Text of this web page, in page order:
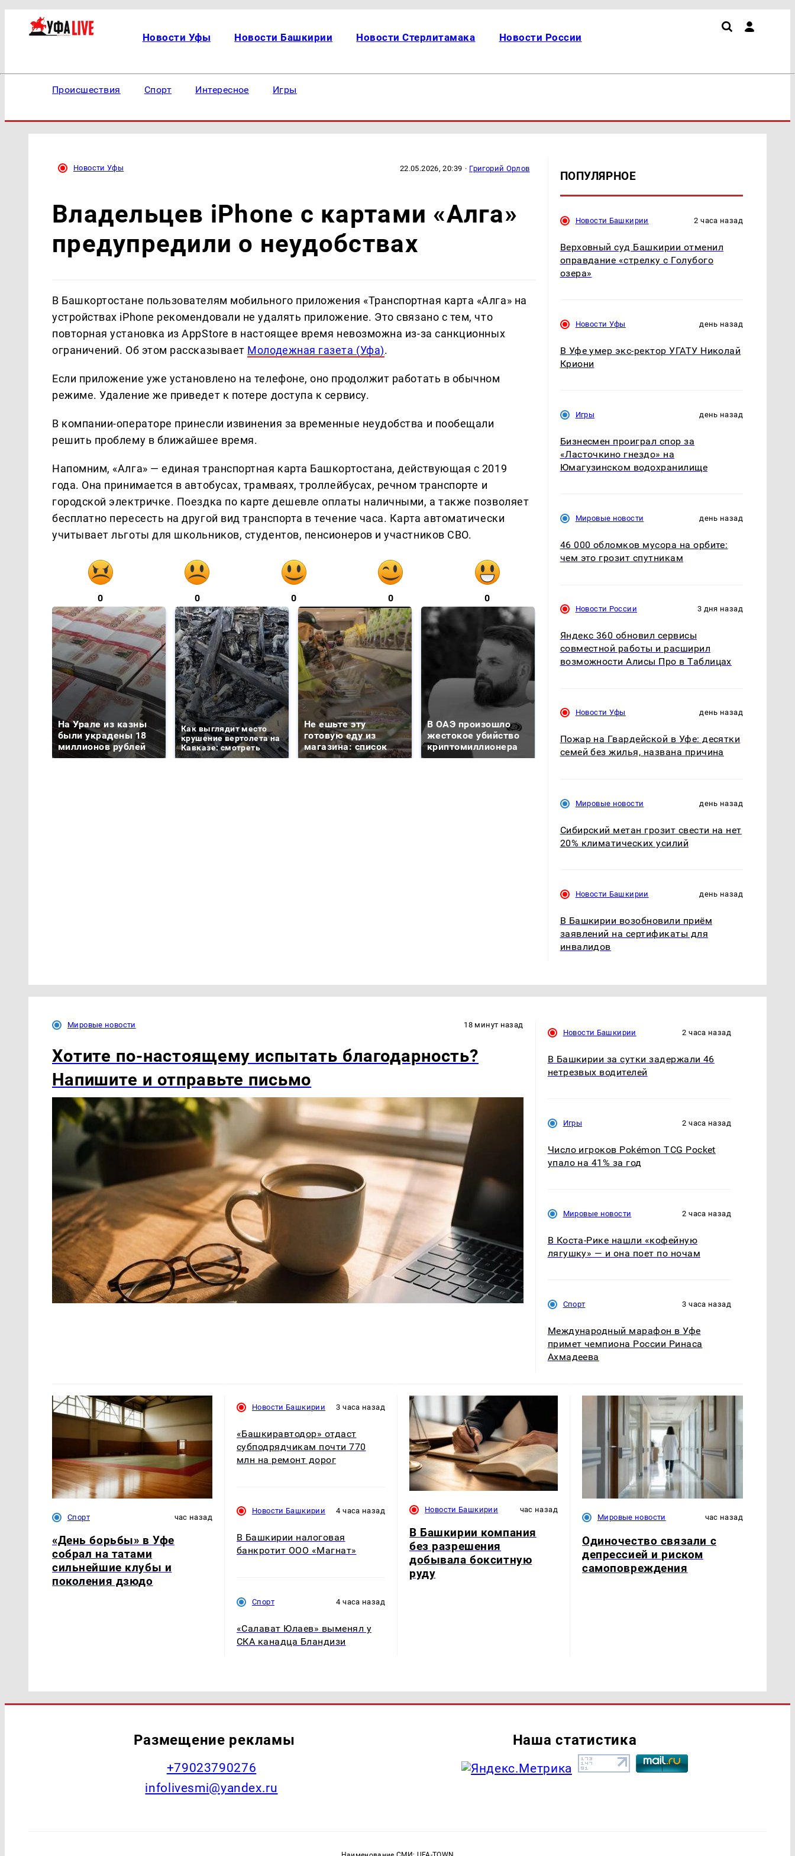
Новости Уфы Новости Башкирии Новости Стерлитамака Новости России
Происшествия Спорт Интересное Игры
Новости Уфы 22.05.2026, 20:39 · Григорий Орлов
Владельцев iPhone с картами «Алга»
предупредили о неудобствах
В Башкортостане пользователям мобильного приложения «Транспортная карта «Алга» на
устройствах iPhone рекомендовали не удалять приложение. Это связано с тем, что
повторная установка из AppStore в настоящее время невозможна из-за санкционных
ограничений. Об этом рассказывает Молодежная газета (Уфа).
Если приложение уже установлено на телефоне, оно продолжит работать в обычном
режиме. Удаление же приведет к потере доступа к сервису.
В компании-операторе принесли извинения за временные неудобства и пообещали
решить проблему в ближайшее время.
Напомним, «Алга» — единая транспортная карта Башкортостана, действующая с 2019
года. Она принимается в автобусах, трамваях, троллейбусах, речном транспорте и
городской электричке. Поездка по карте дешевле оплаты наличными, а также позволяет
бесплатно пересесть на другой вид транспорта в течение часа. Карта автоматически
учитывает льготы для школьников, студентов, пенсионеров и участников СВО.
0 0 0 0 0
На Урале из казны
были украдены 18
миллионов рублей
Как выглядит место
крушение вертолета на
Кавказе: смотреть
Не ешьте эту
готовую еду из
магазина: список
В ОАЭ произошло
жестокое убийство
криптомиллионера
ажиотаж из-за этого
продукта: что купить?
СМИ: В Химках на
машину напали и
подожгли.
ПОПУЛЯРНОЕ
Новости Башкирии 2 часа назад
Верховный суд Башкирии отменил
оправдание «стрелку с Голубого
озера»
Новости Уфы день назад
В Уфе умер экс-ректор УГАТУ Николай
Криони
Игры день назад
Бизнесмен проиграл спор за
«Ласточкино гнездо» на
Юмагузинском водохранилище
Мировые новости день назад
46 000 обломков мусора на орбите:
чем это грозит спутникам
Новости России 3 дня назад
Яндекс 360 обновил сервисы
совместной работы и расширил
возможности Алисы Про в Таблицах
Новости Уфы день назад
Пожар на Гвардейской в Уфе: десятки
семей без жилья, названа причина
Мировые новости день назад
Сибирский метан грозит свести на нет
20% климатических усилий
Новости Башкирии день назад
В Башкирии возобновили приём
заявлений на сертификаты для
инвалидов
Мировые новости 18 минут назад
Хотите по-настоящему испытать благодарность?
Напишите и отправьте письмо
Новости Башкирии 2 часа назад
В Башкирии за сутки задержали 46
нетрезвых водителей
Игры 2 часа назад
Число игроков Pokémon TCG Pocket
упало на 41% за год
Мировые новости 2 часа назад
В Коста-Рике нашли «кофейную
лягушку» — и она поет по ночам
Спорт 3 часа назад
Международный марафон в Уфе
примет чемпиона России Ринаса
Ахмадеева
Спорт час назад
«День борьбы» в Уфе
собрал на татами
сильнейшие клубы и
поколения дзюдо
Новости Башкирии 3 часа назад
«Башкиравтодор» отдаст
субподрядчикам почти 770
млн на ремонт дорог
Новости Башкирии 4 часа назад
В Башкирии налоговая
банкротит ООО «Магнат»
Спорт 4 часа назад
«Салават Юлаев» выменял у
СКА канадца Бландизи
Новости Башкирии час назад
В Башкирии компания
без разрешения
добывала бокситную
руду
Мировые новости час назад
Одиночество связали с
депрессией и риском
самоповреждения
Размещение рекламы
+79023790276
infolivesmi@yandex.ru
Наша статистика